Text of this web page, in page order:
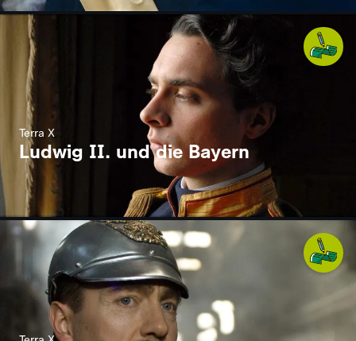
Terra X
Ludwig II. und die Bayern